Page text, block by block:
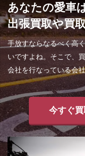
あなたの愛車
出張買取や買
手放すならなるべく高
いですよね。そこで、
会社を行なっている会
今すぐ